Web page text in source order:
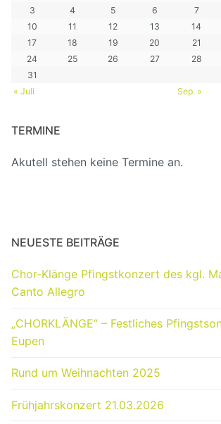
3
4 5 6 7
10
11 12 13 14
17
18 19 20 21
24
25 26 27 28
31
« Juli
Sep. »
TERMINE
Akutell stehen keine Termine an.
NEUESTE BEITRÄGE
Chor-Klänge Pfingstkonzert des kgl.
Canto Allegro
„CHORKLÄNGE“ – Festliches
Eupen
Rund um Weihnachten 2025
Frühjahrskonzert 21.03.2026